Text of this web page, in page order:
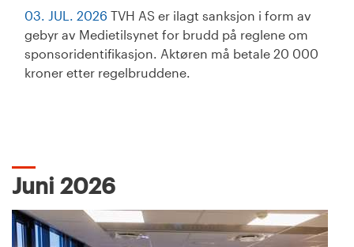
03. JUL. 2026 TVH AS er ilagt sanksjon i form av
gebyr av Medietilsynet for brudd på reglene om
sponsoridentifikasjon. Aktøren må betale 20 000
kroner etter regelbruddene.
Juni 2026